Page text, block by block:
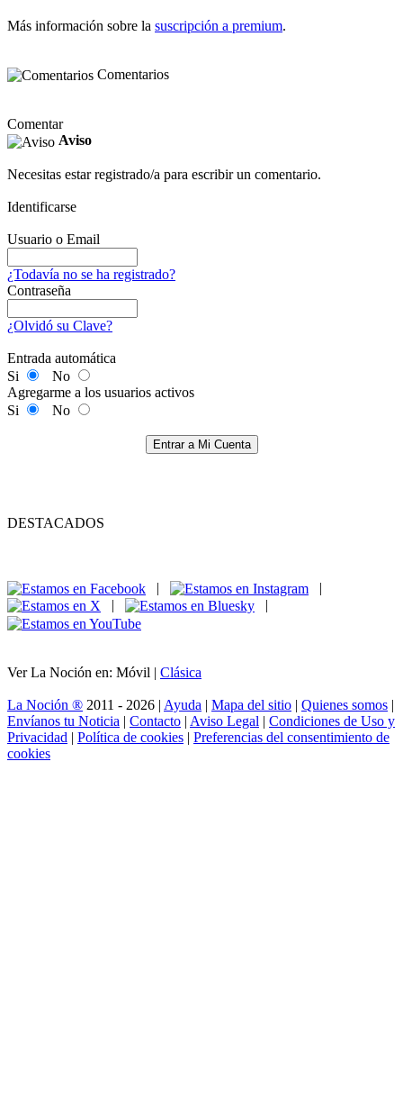
Más información sobre la suscripción a premium.
Comentarios
Comentar
Aviso
Necesitas estar registrado/a para escribir un comentario.
Identificarse
Usuario o Email
¿Todavía no se ha registrado?
Contraseña
¿Olvidó su Clave?
Entrada automática
Si
No
Agregarme a los usuarios activos
Si
No
Entrar a Mi Cuenta
DESTACADOS
|
|
|
|
Ver La Noción en: Móvil | Clásica
La Noción ® 2011 - 2026 | Ayuda | Mapa del sitio | Quienes somos |
Envíanos tu Noticia | Contacto | Aviso Legal | Condiciones de Uso y
Privacidad | Política de cookies | Preferencias del consentimiento de
cookies